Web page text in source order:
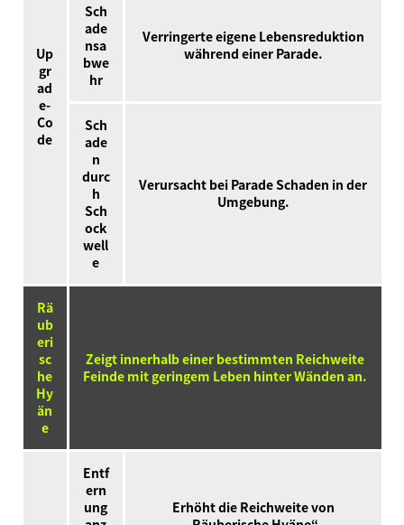
Up
gr
ad
e-
Co
de
Sch
ade
nsa
bwe
hr
Verringerte eigene Lebensreduktion
während einer Parade.
Sch
ade
n
durc
h
Sch
ock
well
e
Verursacht bei Parade Schaden in der
Umgebung.
Rä
ub
eri
sc
he
Hy
än
e
Zeigt innerhalb einer bestimmten Reichweite
Feinde mit geringem Leben hinter Wänden an.
Entf
ern
ung
Erhöht die Reichweite von